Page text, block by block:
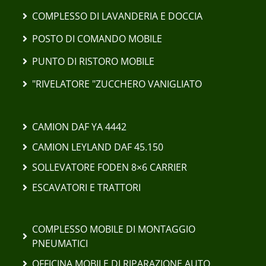
COMPLESSO DI LAVANDERIA E DOCCIA
POSTO DI COMANDO MOBILE
PUNTO DI RISTORO MOBILE
"RIVELATORE "ZUCCHERO VANIGLIATO
CAMION DAF YA 4442
CAMION LEYLAND DAF 45.150
SOLLEVATORE FODEN 8×6 CARRIER
ESCAVATORI E TRATTORI
COMPLESSO MOBILE DI MONTAGGIO
PNEUMATICI
OFFICINA MOBILE DI RIPARAZIONE AUTO